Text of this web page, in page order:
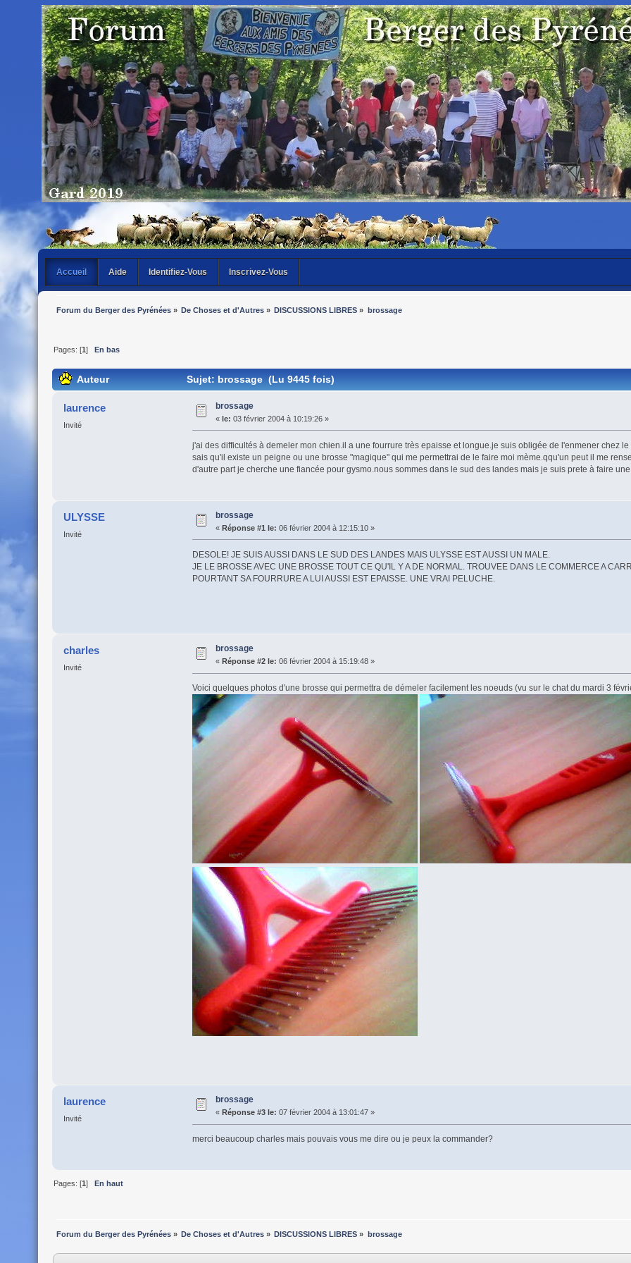
Accueil Aide Identifiez-Vous Inscrivez-Vous
Forum du Berger des Pyrénées» De Choses et d'Autres » DISCUSSIONS LIBRES » brossage
Pages: [1 ] En bas
Auteur Sujet: brossage (Lu 9445 fois)
laurence
Invité
brossage
« le: 03 février 2004 à 10:19:26 »
j'ai des difficultés à demeler mon chien.il a une fourrure très epaisse et longue.je suis obligée de l'enmener chez
sais qu'il existe un peigne ou une brosse "magique" qui me permettrai de le faire moi mème.qqu'un peut il me
d'autre part je cherche une fiancée pour gysmo.nous sommes dans le sud des landes mais je suis prete à faire
ULYSSE
Invité
brossage
« Réponse #1 le: 06 février 2004 à 12:15:10 »
DESOLE! JE SUIS AUSSI DANS LE SUD DES LANDES MAIS ULYSSE EST AUSSI UN MALE.
JE LE BROSSE AVEC UNE BROSSE TOUT CE QU'IL Y A DE NORMAL. TROUVEE DANS LE COMMERCE A
POURTANT SA FOURRURE A LUI AUSSI EST EPAISSE. UNE VRAI PELUCHE.
charles
Invité
brossage
« Réponse #2 le: 06 février 2004 à 15:19:48 »
Voici quelques photos d'une brosse qui permettra de démeler facilement les noeuds (vu sur le chat du mardi 3
laurence
Invité
brossage
« Réponse #3 le: 07 février 2004 à 13:01:47 »
merci beaucoup charles mais pouvais vous me dire ou je peux la commander?
Pages: [1] En haut
Forum du Berger des Pyrénées» De Choses et d'Autres » DISCUSSIONS LIBRES » brossage